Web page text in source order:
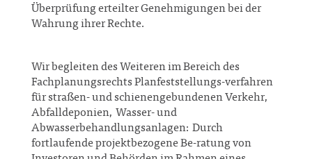
Überprüfung erteilter Genehmigungen bei der
Wahrung ihrer Rechte.
Wir begleiten des Weiteren im Bereich des
Fachplanungsrechts Planfeststellungs-verfahren
für straßen- und schienengebundenen Verkehr,
Abfalldeponien, Wasser- und
Abwasserbehandlungsanlagen: Durch
fortlaufende projektbezogene Be-ratung von